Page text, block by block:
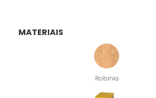
MATERIAIS
Robinia